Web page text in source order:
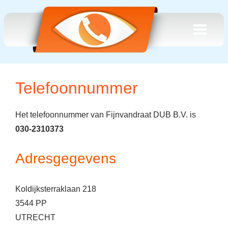
Telefoonnummer
Het telefoonnummer van Fijnvandraat DUB B.V. is
030-2310373
Adresgegevens
Koldijksterraklaan 218
3544 PP
UTRECHT